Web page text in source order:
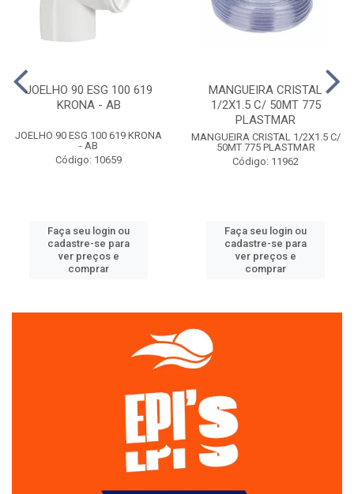
JOELHO 90 ESG 100 619
KRONA - AB
JOELHO 90 ESG 100 619 KRONA
- AB
Código: 10659
Faça seu login ou
cadastre-se para
ver preços e
comprar
MANGUEIRA CRISTAL
1/2X1.5 C/ 50MT 775
PLASTMAR
MANGUEIRA CRISTAL 1/2X1.5 C/
50MT 775 PLASTMAR
Código: 11962
Faça seu login ou
cadastre-se para
ver preços e
comprar